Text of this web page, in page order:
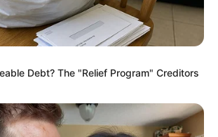
Fishermen - Watch
Debt? The "Relief Program" Creditors